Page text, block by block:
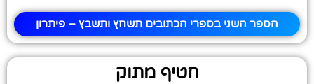
הספר השני בספרי הכתובים תשחץ ותשבץ – פיתרון
חטיף מתוק